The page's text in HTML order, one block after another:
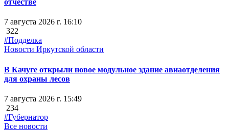
отчестве
7 августа 2026 г. 16:10
322
#Подделка
Новости Иркутской области
В Качуге открыли новое модульное здание авиаотделения
для охраны лесов
7 августа 2026 г. 15:49
234
#Губернатор
Все новости